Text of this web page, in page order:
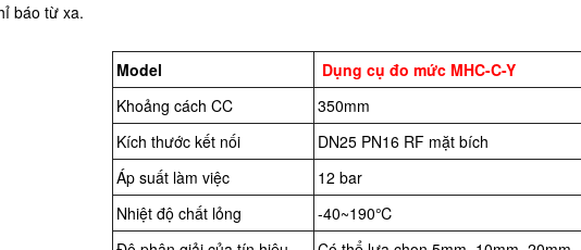
báo từ xa.
Model
Dụng cụ đo mức MHC-C-Y
Khoảng cách CC
350mm
Kích thước kết nối
DN25 PN16 RF mặt bích
Áp suất làm việc
12 bar
Nhiệt độ chất lỏng
-40~190℃